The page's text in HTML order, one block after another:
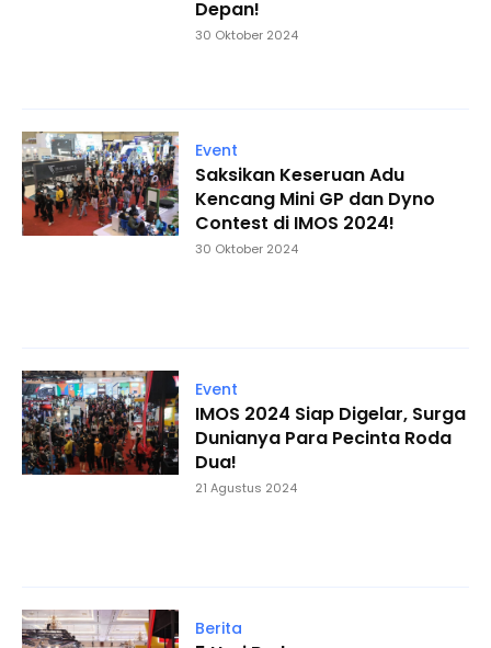
Depan!
30 Oktober 2024
Event
Saksikan Keseruan Adu
Kencang Mini GP dan Dyno
Contest di IMOS 2024!
30 Oktober 2024
Event
IMOS 2024 Siap Digelar, Surga
Dunianya Para Pecinta Roda
Dua!
21 Agustus 2024
Berita